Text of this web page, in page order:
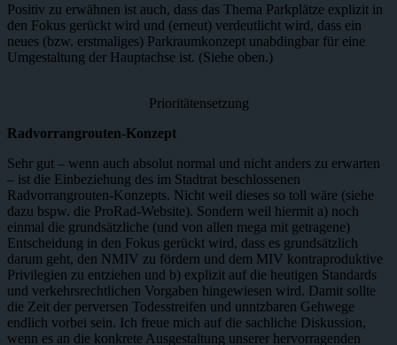
Positiv zu erwähnen ist auch, dass das Thema Parkplätze explizit in
den Fokus gerückt wird und (erneut) verdeutlicht wird, dass ein
neues (bzw. erstmaliges) Parkraumkonzept unabdingbar für eine
Umgestaltung der Hauptachse ist. (Siehe oben.)
Prioritätensetzung
Radvorrangrouten-Konzept
Sehr gut – wenn auch absolut normal und nicht anders zu erwarten
– ist die Einbeziehung des im Stadtrat beschlossenen
Radvorrangrouten-Konzepts. Nicht weil dieses so toll wäre (siehe
dazu bspw. die ProRad-Website). Sondern weil hiermit a) noch
einmal die grundsätzliche (und von allen mega mit getragene)
Entscheidung in den Fokus gerückt wird, dass es grundsätzlich
darum geht, den NMIV zu fördern und dem MIV kontraproduktive
Privilegien zu entziehen und b) explizit auf die heutigen Standards
und verkehrsrechtlichen Vorgaben hingewiesen wird. Damit sollte
die Zeit der perversen Todesstreifen und unntzbaren Gehwege
endlich vorbei sein. Ich freue mich auf die sachliche Diskussion,
wenn es an die konkrete Ausgestaltung unserer hervorragenden